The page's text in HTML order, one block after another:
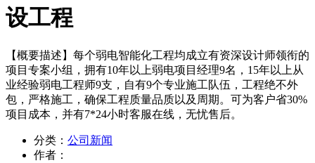
设工程
【概要描述】 每个弱电智能化工程均成立有资深设计师领衔的
项目专案小组，拥有10年以上弱电项目经理9名，15年以上从
业经验弱电工程师9支，自有9个专业施工队伍，工程绝不外
包，严格施工，确保工程质量品质以及周期。可为客户省30%
项目成本，并有7*24小时客服在线，无忧售后。
分类： 公司新闻
作者：